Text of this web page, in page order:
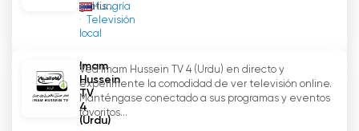
Hungría
Televisión
local
gratis...
Imam
Hussein
TV
4
(Urdu)
Vea Imam Hussein TV 4 (Urdu) en directo y
experimente la comodidad de ver televisión online.
Manténgase conectado a sus programas y eventos
favoritos...